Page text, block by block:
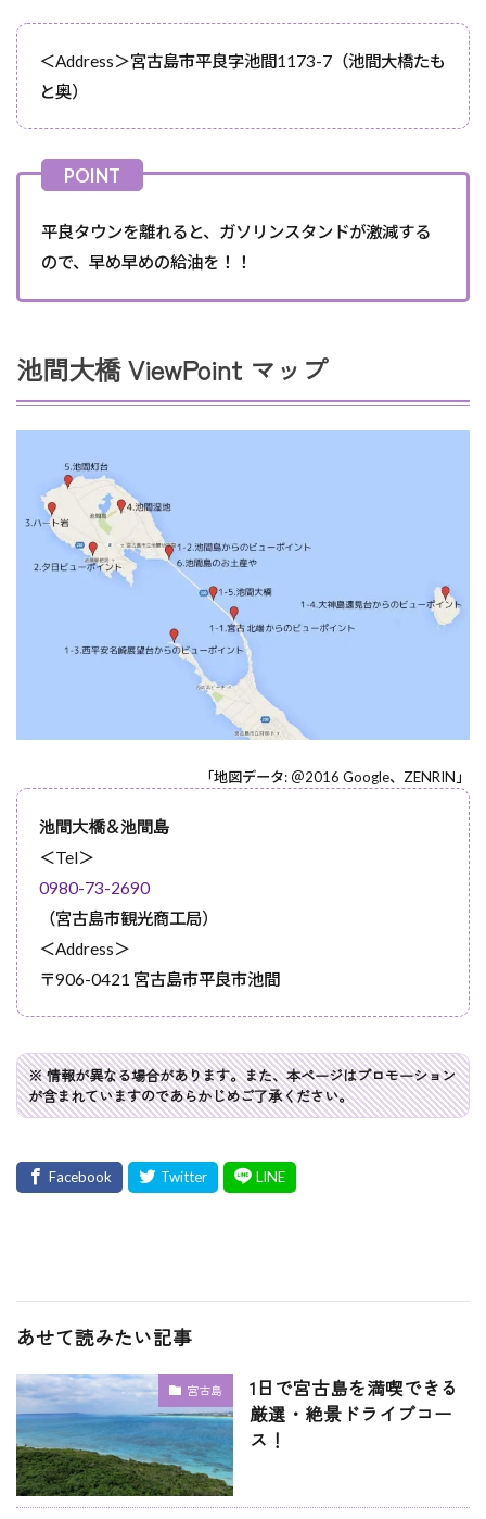
＜Address＞宮古島市平良字池間1173-7（池間大橋たも
と奥）
平良タウンを離れると、ガソリンスタンドが激減する
ので、早め早めの給油を！！
池間大橋 ViewPoint マップ
「地図データ: ＠2016 Google、ZENRIN」
池間大橋＆池間島
＜Tel＞
0980-73-2690
（宮古島市観光商工局）
＜Address＞
〒906-0421 宮古島市平良市池間
※ 情報が異なる場合があります。また、本ページはプロモーション
が含まれていますのであらかじめご了承ください。
あせて読みたい記事
宮古島
1日で宮古島を満喫できる
厳選・絶景ドライブコー
ス！